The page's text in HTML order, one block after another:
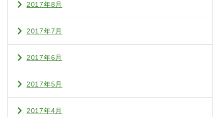
2017年8月
2017年7月
2017年6月
2017年5月
2017年4月